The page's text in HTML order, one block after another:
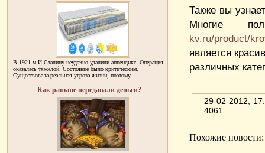
Также вы
Многие
kv.ru/product/
является
различных
29-02-2012,
4061
Похожие новости:
В 1921-м И.Сталину неудачно удалили аппендикс. Операция
оказалась тяжелой. Состояние было критическим.
Существовала реальная угроза жизни, поэтому...
Как раньше передавали деньги?